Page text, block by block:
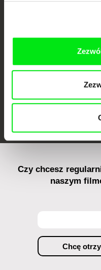
FIDMarseille
Czy chcesz
naszym